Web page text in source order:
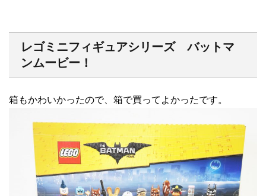
レゴミニフィギュアシリーズ バットマ
ンムービー！
箱もかわいかったので、箱で買ってよかったです。